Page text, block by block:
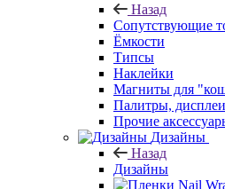
Назад
Сопутствующие
Ёмкости
Типсы
Наклейки
Магниты для
Палитры,
Прочие
Дизайны
Назад
Дизайны